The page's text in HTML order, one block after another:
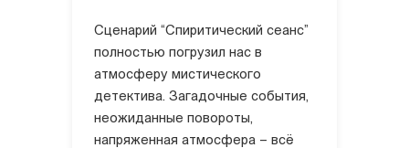
Сценарий “Спиритический сеанс”
полностью погрузил нас в
атмосферу мистического
детектива. Загадочные события,
неожиданные повороты,
напряженная атмосфера – всё